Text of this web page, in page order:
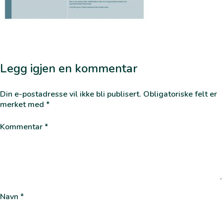
Legg igjen en kommentar
Din e-postadresse vil ikke bli publisert. Obligatoriske felt er
merket med *
Kommentar*
Navn *